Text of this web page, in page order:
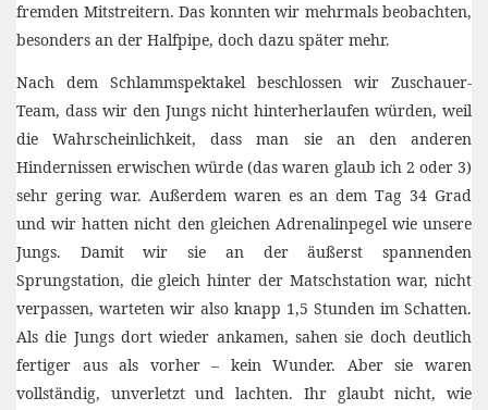
fremden Mitstreitern. Das konnten wir mehrmals beobachten,
besonders an der Halfpipe, doch dazu später mehr.
Nach dem Schlammspektakel beschlossen wir Zuschauer-
Team, dass wir den Jungs nicht hinterherlaufen würden, weil
die Wahrscheinlichkeit, dass man sie an den anderen
Hindernissen erwischen würde (das waren glaub ich 2 oder 3)
sehr gering war. Außerdem waren es an dem Tag 34 Grad
und wir hatten nicht den gleichen Adrenalinpegel wie unsere
Jungs. Damit wir sie an der äußerst spannenden
Sprungstation, die gleich hinter der Matschstation war, nicht
verpassen, warteten wir also knapp 1,5 Stunden im Schatten.
Als die Jungs dort wieder ankamen, sahen sie doch deutlich
fertiger aus als vorher – kein Wunder. Aber sie waren
vollständig, unverletzt und lachten. Ihr glaubt nicht, wie